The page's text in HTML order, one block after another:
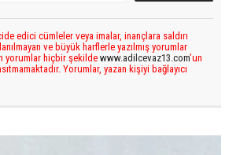
edici cümleler veya imalar, inançlara saldırı
ve büyük harflerle yazılmış yorumlar
yorumlar hiçbir şekilde www.adilcevaz13.com’un
Yorumlar, yazan kişiyi bağlayıcı